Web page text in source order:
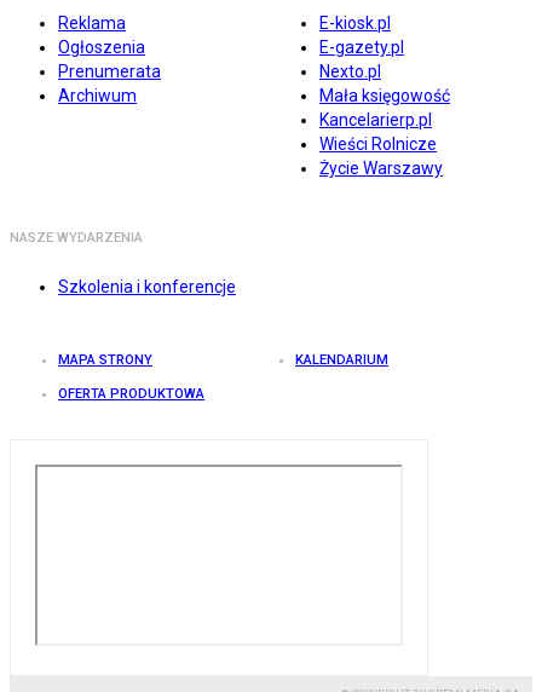
Reklama
Ogłoszenia
Prenumerata
Archiwum
E-kiosk.pl
E-gazety.pl
Nexto.pl
Mała księgowość
Kancelarierp.pl
Wieści Rolnicze
Życie Warszawy
NASZE WYDARZENIA
Szkolenia i konferencje
MAPA STRONY KALENDARIUM
OFERTA PRODUKTOWA